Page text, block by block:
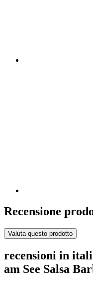
Recensione
Valuta questo prodotto
recensioni in
am See Salsa